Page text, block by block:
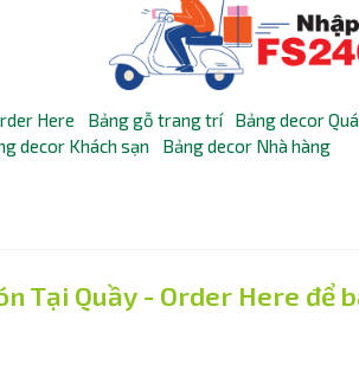
Here Bảng gỗ trang trí
Bảng decor
decor Khách sạn Bảng decor Nhà hàng
Tại Quầy - Order Here để